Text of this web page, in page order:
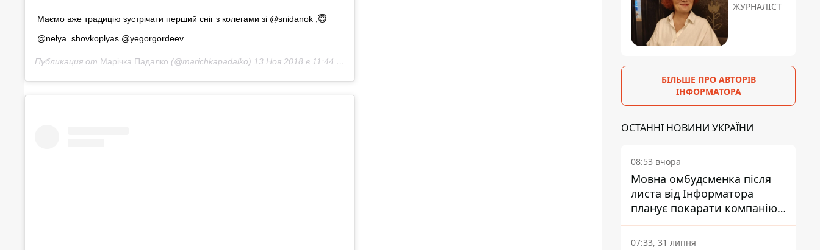
Маємо вже традицію зустрічати перший сніг з колегами зі @snidanok ,😇
@nelya_shovkoplyas @yegorgordeev
Публикация от Марічка Падалко (@marichkapadalko) 13 Ноя 2018 в 11:44 PST
ЖУРНАЛІСТ
БІЛЬШЕ ПРО АВТОРІВ
ІНФОРМАТОРА
ОСТАННІ НОВИНИ УКРАЇНИ
08:53 вчора
Мовна омбудсменка після
листа від Інформатора
планує покарати компанію-
підрядника ПриватБанку
07:33, 31 липня